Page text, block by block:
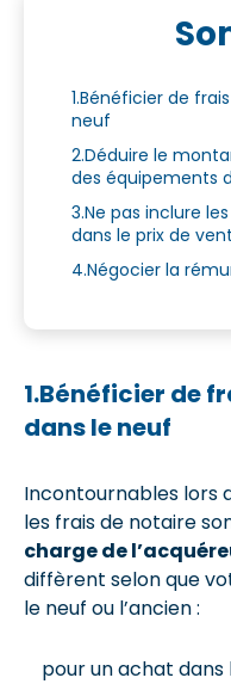
1.Bénéficier de
neuf
2.Déduire le
des équipements
3.Ne pas inclure
dans le prix de
4.Négocier la
1.Bénéficier de
dans le neuf
Incontournables lors
les frais de notaire
charge de
diffèrent selon que
le neuf ou l’ancien :
pour un achat dans